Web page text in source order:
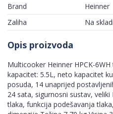
Brand
Heinner
Zaliha
Na
Opis proizvoda
Multicooker Heinner HPCK-
kapacitet: 5.5L, neto kapacitet
posuda, 14 unaprijed
24 sata, sigurnosni sustav,
tlaka, funkcija podešavanja